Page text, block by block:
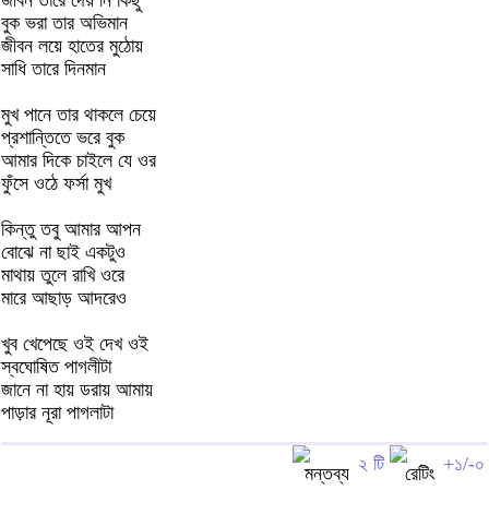
বুক ভরা তার অভিমান
জীবন লয়ে হাতের মুঠোয়
সাধি তারে দিনমান
মুখ পানে তার থাকলে চেয়ে
প্রশান্তিতে ভরে বুক
আমার দিকে চাইলে যে ওর
ফুঁসে ওঠে ফর্সা মুখ
কিন্তু তবু আমার আপন
বোঝে না ছাই একটুও
মাথায় তুলে রাখি ওরে
মারে আছাড় আদরেও
খুব খেপেছে ওই দেখ ওই
স্বঘোষিত পাগলীটা
জানে না হায় ডরায় আমায়
পাড়ার নূরা পাগলাটা
২ টি +১/-০